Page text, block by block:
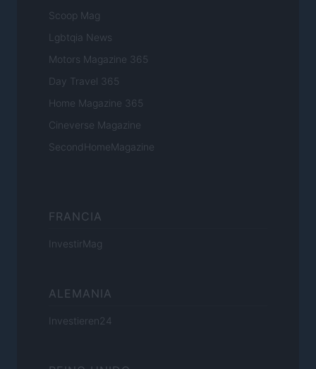
Scoop Mag
Lgbtqia News
Motors Magazine 365
Day Travel 365
Home Magazine 365
Cineverse Magazine
SecondHomeMagazine
FRANCIA
InvestirMag
ALEMANIA
Investieren24